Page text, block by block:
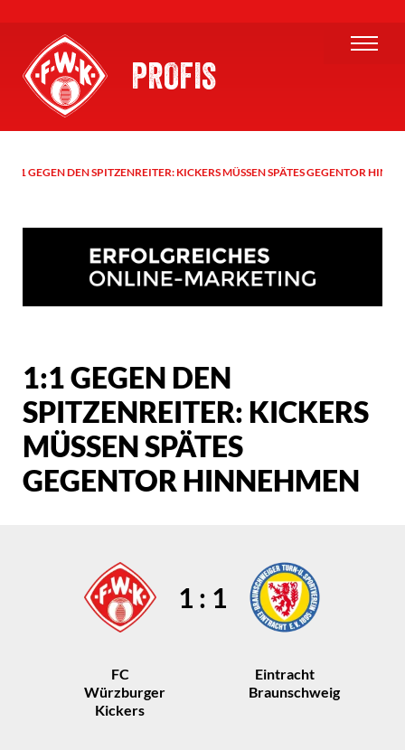
PROFIS
1:1 GEGEN DEN SPITZENREITER: KICKERS MÜSSEN SPÄTES GEGENTOR
1:1 GEGEN DEN
SPITZENREITER: KICKERS
MÜSSEN SPÄTES
GEGENTOR HINNEHMEN
FC
Würzburger
Kickers
1 : 1
Eintracht
Braunschweig